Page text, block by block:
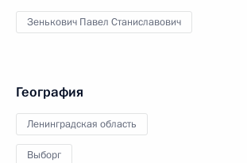
Зенькович Павел Станиславович
География
Ленинградская область
Выборг